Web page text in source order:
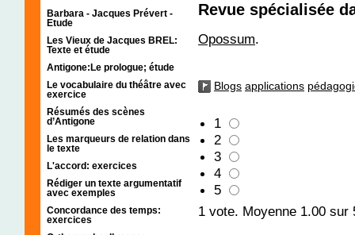
Barbara - Jacques Prévert -
Etude
Les Vieux de Jacques BREL:
Texte et étude
Antigone:Le prologue; étude
Le vocabulaire du théâtre avec
exercice
Résumés des scènes
d’Antigone
Les marqueurs de relation dans
le texte
L'accord: exercices
Rédiger un texte argumentatif
avec exemples
Concordance des temps:
exercices
Revue spécialisée
Opossum.
Blogs applications
1
2
3
4
5
1 vote. Moyenne 1.00 sur